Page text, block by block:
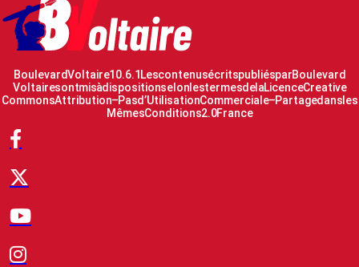
Boulevard Voltaire 10.6.1 Les contenus écrits publiés par Boulevard
Voltaire sont mis à disposition selon les termes de la Licence Creative
Commons Attribution – Pas d’Utilisation Commerciale – Partage dans les
Mêmes Conditions 2.0 France